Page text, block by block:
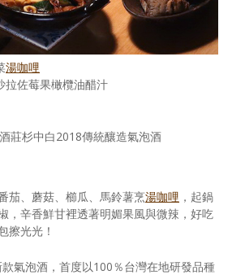
湯咖哩
拉佐莓果橄欖油醋汁
莊杉中白2018傳統釀造氣泡酒
茄、蘑菇、櫛瓜、馬鈴薯烹湯咖哩 ，起鍋
，辛香鮮甘裡透著明媚果風與微辣，好吃
擦光光！
氣泡酒，首度以100％台灣在地研發品種